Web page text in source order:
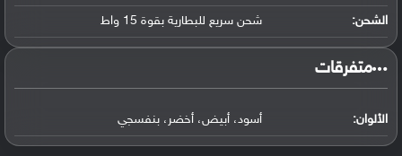
الشحن: شحن سريع للبطارية بقوة 15 واط
‏متفرقات‏
الألوان: أسود، أبيض، أخضر، بنفسجي